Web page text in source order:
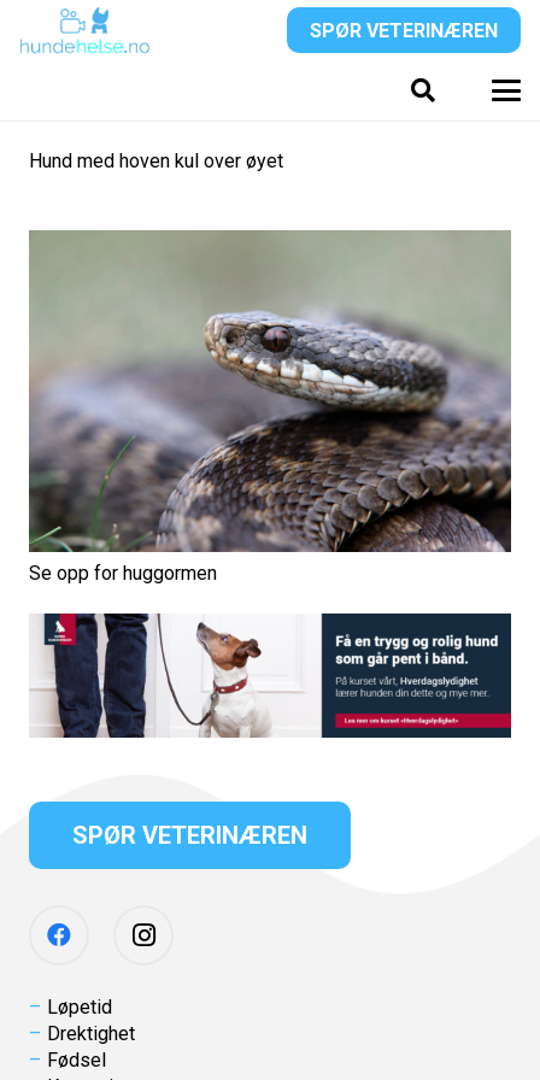
SPØR VETERINÆREN
Hund med hoven kul over øyet
Se opp for huggormen
SPØR VETERINÆREN
Løpetid
Drektighet
Fødsel